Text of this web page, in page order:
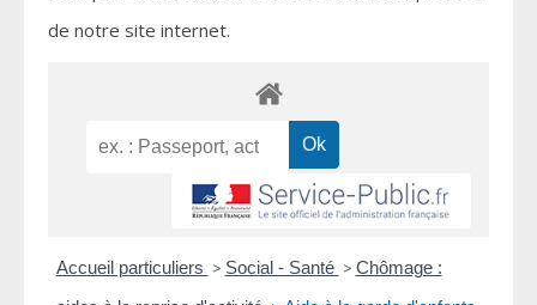
de notre site internet.
Accueil particuliers > Social - Santé > Chômage :